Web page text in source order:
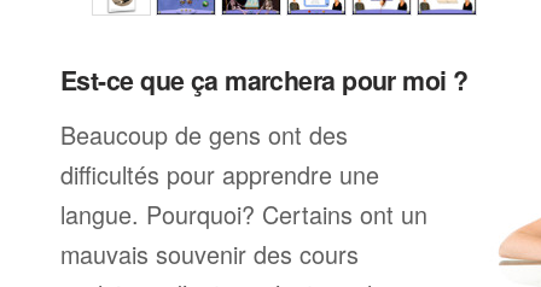
Est-ce que ça marchera pour moi ?
Beaucoup de gens ont des
difficultés pour apprendre une
langue. Pourquoi? Certains ont un
mauvais souvenir des cours